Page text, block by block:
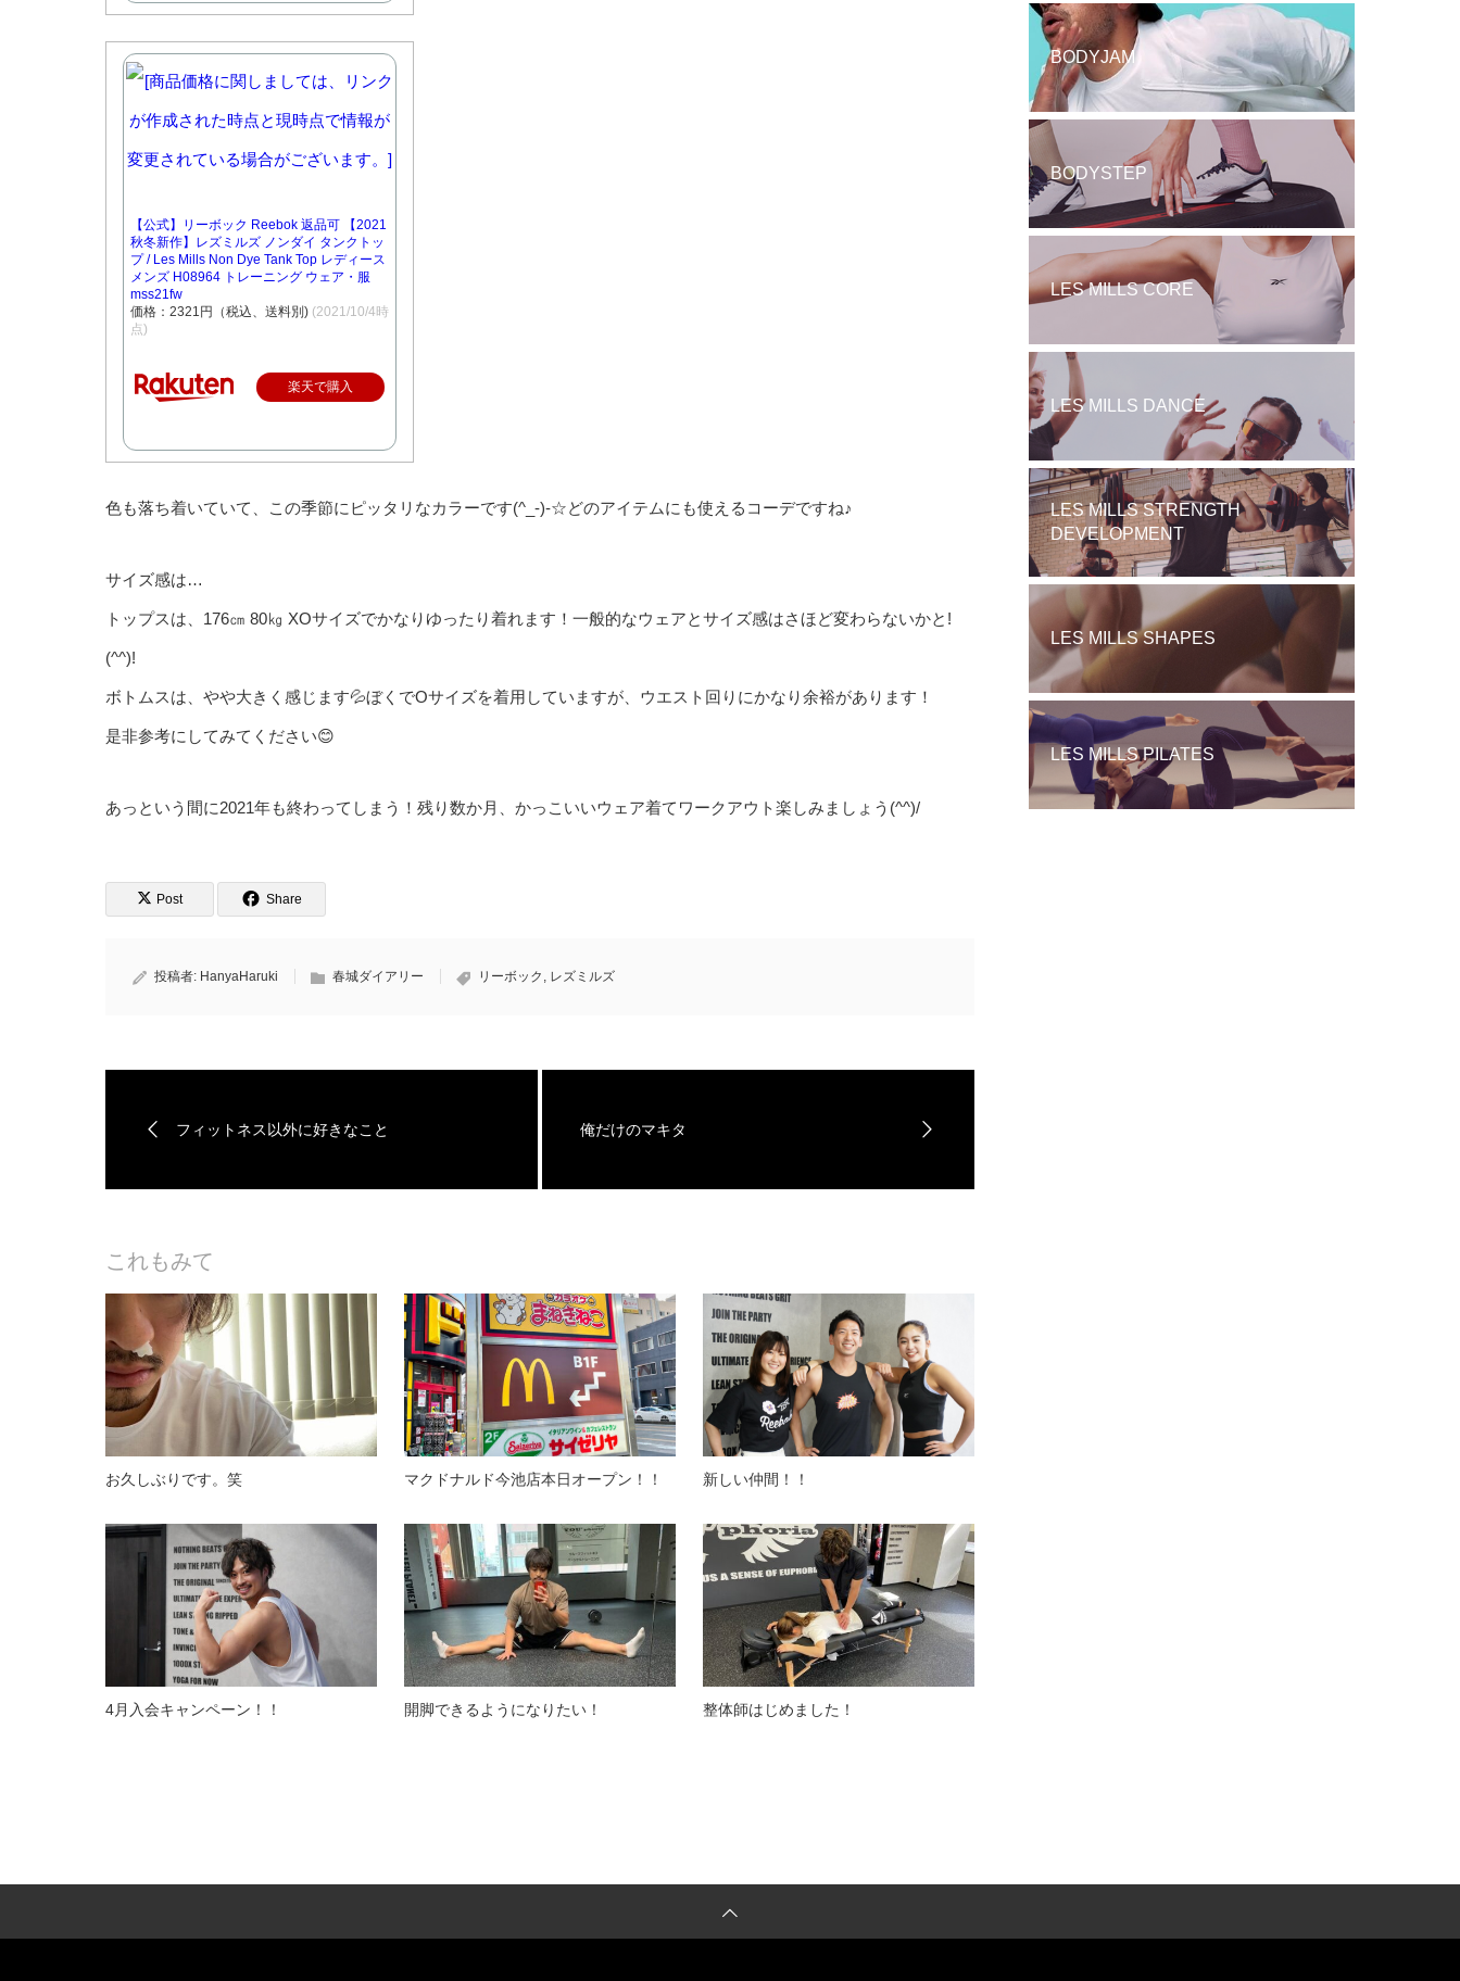
【公式】リーボック Reebok 返品可 【2021
秋冬新作】レズミルズ ノンダイ タンクトッ
プ / Les Mills Non Dye Tank Top レディース
メンズ H08964 トレーニング ウェア・服
mss21fw
価格：2321円（税込、送料別) (2021/10/4時
点)
楽天で購入
色も落ち着いていて、この季節にピッタリなカラーです(^_-)-☆どのアイテムにも使えるコーデですね♪
サイズ感は…
トップスは、176㎝ 80㎏ XOサイズでかなりゆったり着れます！一般的なウェアとサイズ感はさほど変わらないかと!
(^^)!
ボトムスは、やや大きく感じます💦ぼくでOサイズを着用していますが、ウエスト回りにかなり余裕があります！
是非参考にしてみてください😊
あっという間に2021年も終わってしまう！残り数か月、かっこいいウェア着てワークアウト楽しみましょう(^^)/
Post Share
投稿者: HanyaHaruki 春城ダイアリー リーボック , レズミルズ
フィットネス以外に好きなこと 俺だけのマキタ
これもみて
お久しぶりです。笑 マクドナルド今池店本日オープン！！ 新しい仲間！！
4月入会キャンペーン！！ 開脚できるようになりたい！ 整体師はじめました！
BODYJAM
BODYSTEP
LES MILLS CORE
LES MILLS DANCE
LES MILLS STRENGTH
DEVELOPMENT
LES MILLS SHAPES
LES MILLS PILATES